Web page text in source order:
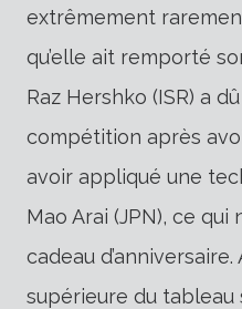
extrêmement
qu’elle ait remporté
Raz Hershko (ISR) a
compétition après
avoir appliqué une
Mao Arai (JPN), ce qui
cadeau
supérieure du tableau